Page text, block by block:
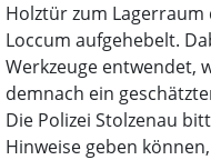
Holztür zum
Loccum aufgehebelt.
Werkzeuge entwendet,
demnach ein
Die Polizei Stolzenau
Hinweise geben